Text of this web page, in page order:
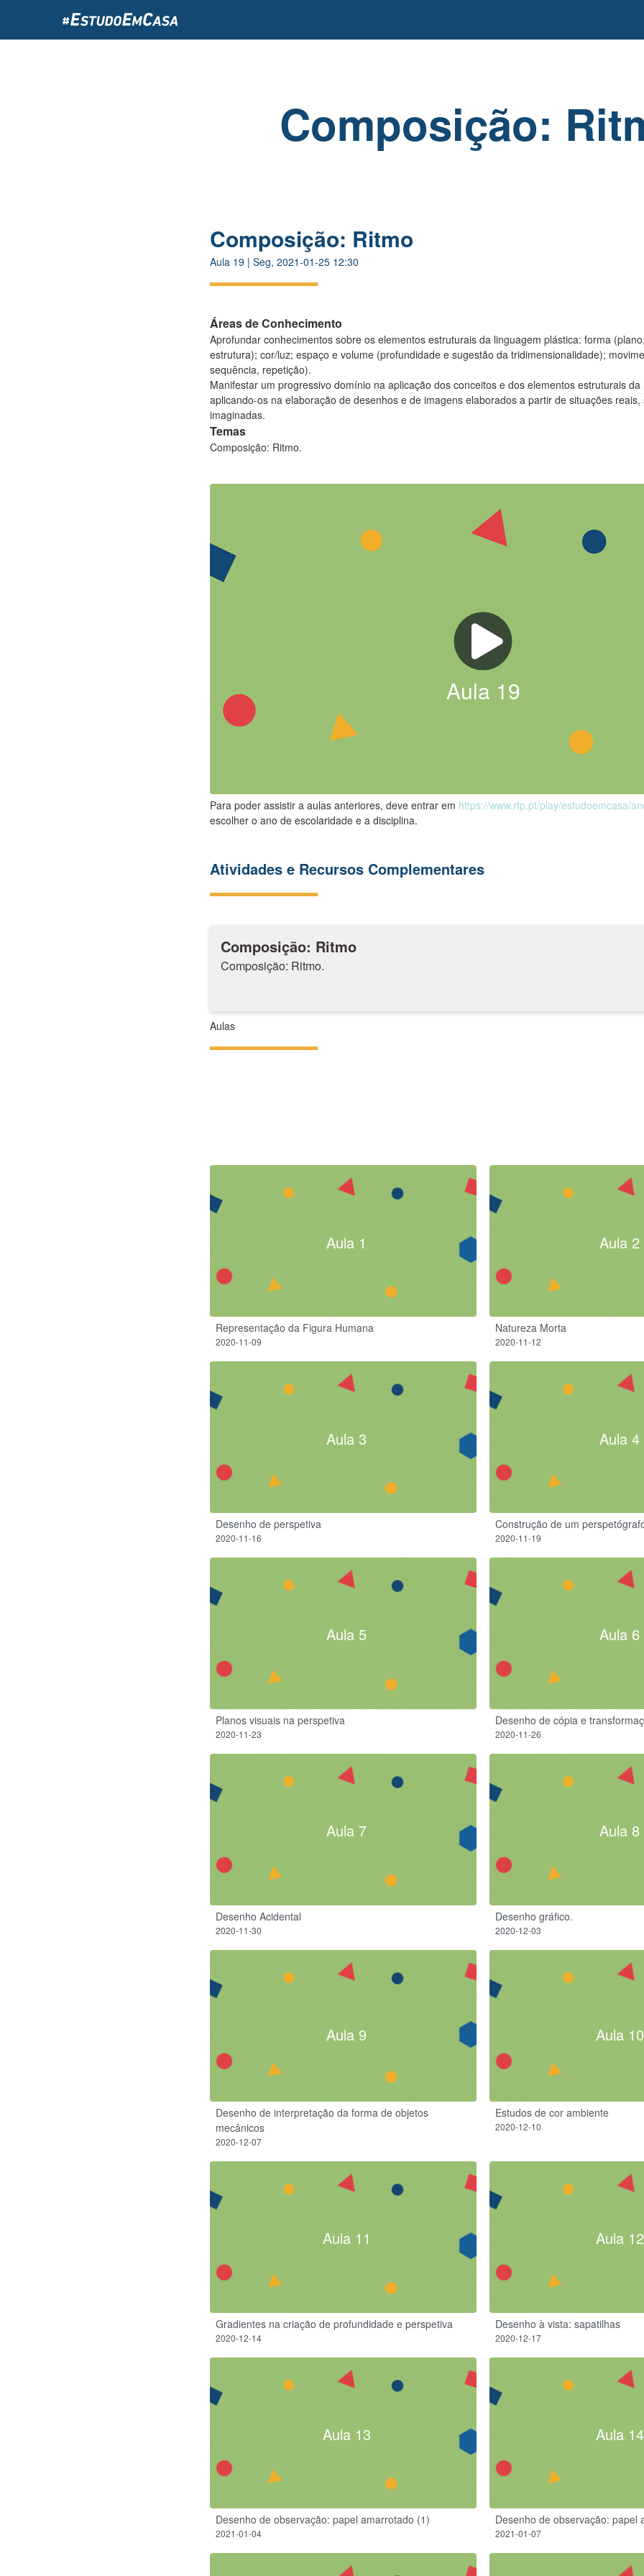
o
Composição:
Composição: Ritmo
Aula 19 | Seg, 2021-01-25 12:30
Áreas de Conhecimento
Aprofundar conhecimentos sobre os elementos estruturais da linguagem plástica: forma
estrutura); cor/luz; espaço e volume (profundidade e sugestão da tridimensionalidade);
sequência, repetição).
Manifestar um progressivo domínio na aplicação dos conceitos e dos elementos estruturais
aplicando-os na elaboração de desenhos e de imagens elaborados a partir de situações
imaginadas.
Temas
Composição: Ritmo.
Aula 19
Para poder assistir a aulas anteriores, deve entrar em https://www.rtp.pt/play/estudoemcasa/
escolher o ano de escolaridade e a disciplina.
Atividades e Recursos Complementares
Composição: Ritmo
Composição: Ritmo.
Aulas
Aula 1
Representação da Figura Humana
2020-11-09
Aula 2
Natureza Morta
2020-11-12
Aula 3
Desenho de perspetiva
2020-11-16
Aula 4
Construção de um
2020-11-19
Aula 5
Planos visuais na perspetiva
2020-11-23
Aula 6
Desenho de cópia e
2020-11-26
Aula 7
Desenho Acidental
2020-11-30
Aula 8
Desenho gráfico.
2020-12-03
Aula 9
Desenho de interpretação da forma de objetos
mecânicos
2020-12-07
Aula 10
Estudos de cor ambiente
2020-12-10
Aula 11
Gradientes na criação de profundidade e perspetiva
2020-12-14
Aula 12
Desenho à vista: sapatilhas
2020-12-17
Aula 13
Desenho de observação: papel amarrotado (1)
2021-01-04
Aula 14
Desenho de observação: papel
2021-01-07